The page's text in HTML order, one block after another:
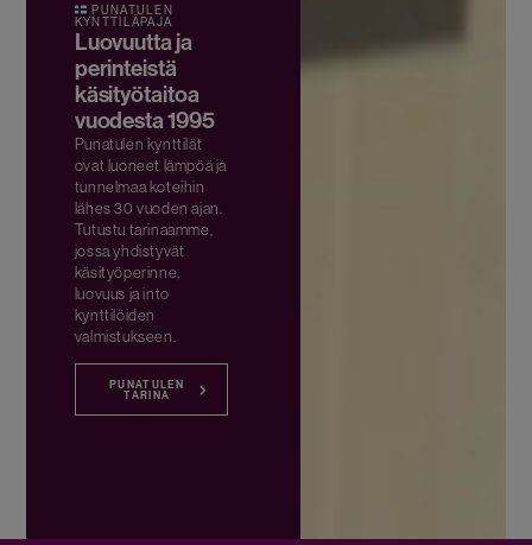
PUNATULEN
KYNTTILÄPAJA
Luovuutta ja
perinteistä
käsityötaitoa
vuodesta 1995
Punatulen kynttilät
ovat luoneet lämpöä ja
tunnelmaa koteihin
lähes 30 vuoden ajan.
Tutustu tarinaamme,
jossa yhdistyvät
käsityöperinne,
luovuus ja into
kynttilöiden
valmistukseen.
PUNATULEN
TARINA